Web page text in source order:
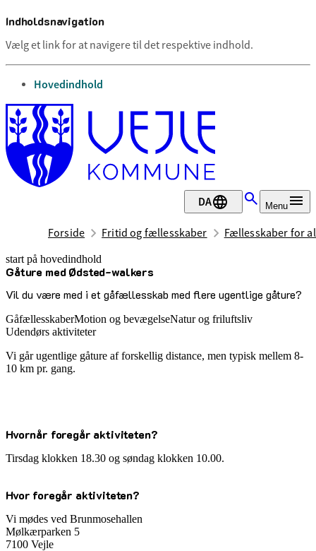
Indholdsnavigation
Vælg et link for at navigere til det respektive indhold.
gå til
Hovedindhold
DA Menu
Forside Fritid og fællesskaber Fællesskaber for
start på hovedindhold
Gåture med Ødsted-walkers
Vil du være med i et gåfællesskab med flere ugentlige gåture?
senest opdateret 3. juli 2026
GåfællesskaberMotion og bevægelseNatur og friluftsliv
Udendørs aktiviteter
Vi går ugentlige gåture af forskellig distance, men typisk mellem 8-
10 km pr. gang.
Hvornår foregår aktiviteten?
Tirsdag klokken 18.30 og søndag klokken 10.00.
Hvor foregår aktiviteten?
Vi mødes ved Brunmosehallen
Mølkærparken 5
7100 Vejle